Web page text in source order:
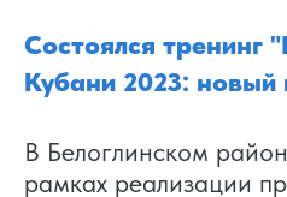
Состоялся
Кубани 2023: новый
В Белоглинском
рамках реализации